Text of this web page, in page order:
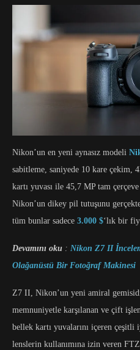
Nikon’un en yeni aynasız modeli
sabitleme, saniyede 10 kare çekim,
kartı yuvası ile 45,7 MP tam
Nikon’un dikey pil tutuşunu
tüm bunlar sadece 3.000 $‘lık bir
Devamını oku : Nikon Z7 II
Olağanüstü Bir Fotoğraf Makinesi
Z7 II, Nikon’un yeni amiral
memnuniyetle karşılanan ve çift
bellek kartı yuvalarını içeren
lenslerin kullanımına izin veren